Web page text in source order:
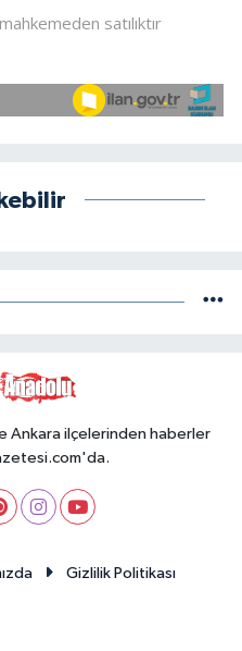
Ankara ilçelerinden haberler
Gizlilik Politikası